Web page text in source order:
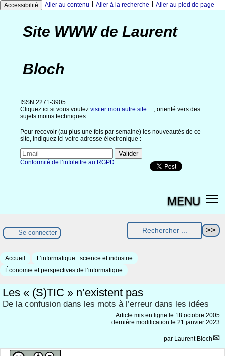
Accessibilité Aller au contenu Aller à la recherche Aller au pied de page
Site WWW de Laurent
Bloch
ISSN 2271-3905
Cliquez ici si vous voulez visiter mon autre site
, orienté vers des
sujets moins techniques.
Pour recevoir (au plus une fois par semaine) les nouveautés de ce
site, indiquez ici votre adresse électronique :
Conformité de l’infolettre au RGPD
MENU
Se connecter
Accueil
L’informatique : science et industrie
Économie et perspectives de l’informatique
Les « (S)TIC » n’existent pas
De la confusion dans les mots à l’erreur dans les idées
Article mis en ligne le 18 octobre 2005
dernière modification le 21 janvier 2023
par Laurent Bloch